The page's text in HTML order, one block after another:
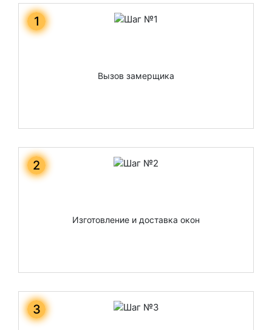
Вызов замерщика
1
Изготовление и доставка окон
2
3